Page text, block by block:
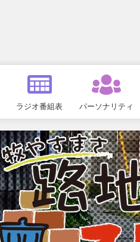
ラジオ番組表 パーソナリティ